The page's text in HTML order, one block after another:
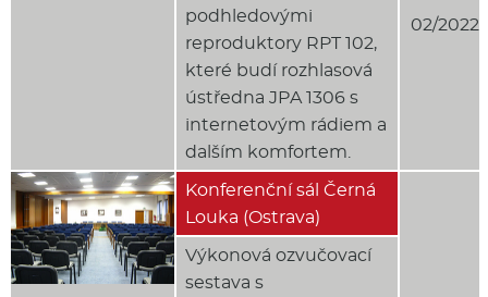
02/2022
podhledovými
reproduktory RPT 102,
které budí rozhlasová
ústředna JPA 1306 s
internetovým rádiem a
dalším komfortem.
Konferenční sál Černá
Louka (Ostrava)
Výkonová ozvučovací
sestava s